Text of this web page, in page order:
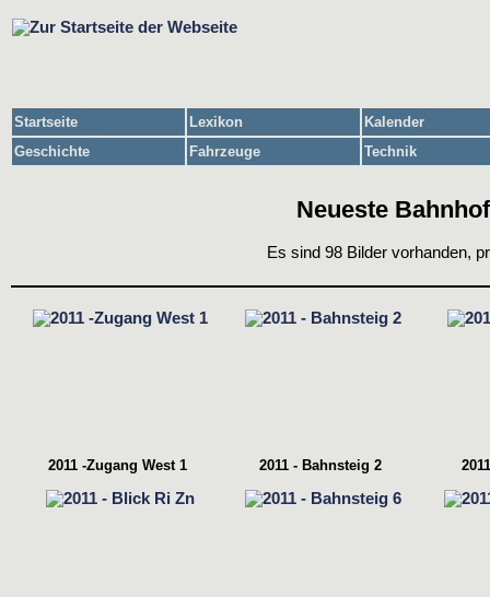
Startseite Lexikon
Kalender
Geschichte
Fahrzeuge Technik
Neueste
Es sind 98 Bilder vorhanden,
2011 -Zugang West 1 2011 - Bahnsteig 2